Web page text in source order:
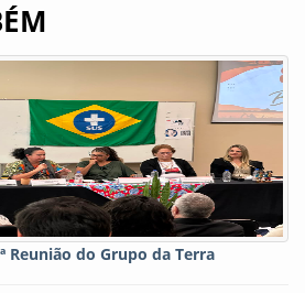
Reunião do Grupo da Terra